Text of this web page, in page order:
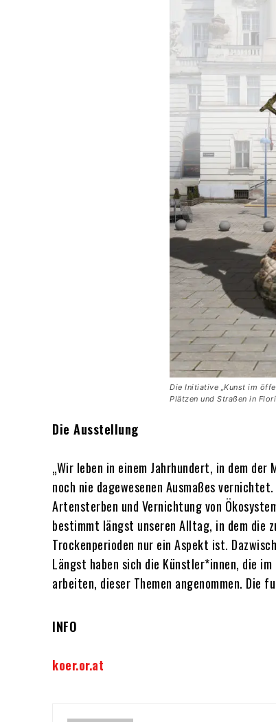
Die Initiative „Kunst im
Plätzen und Straßen in
Die Ausstellung
„Wir leben in einem Jahrhundert, in dem der
noch nie dagewesenen Ausmaßes
Artensterben und Vernichtung von
bestimmt längst unseren Alltag, in dem die
Trockenperioden nur ein Aspekt ist.
Längst haben sich die Künstler*innen, die
arbeiten, dieser Themen angenommen. Die
INFO
koer.or.at